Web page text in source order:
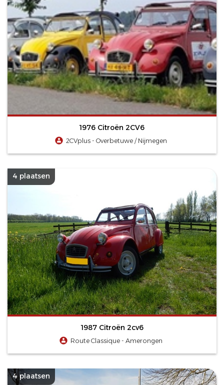
1976 Citroën 2CV6
2CVplus - Overbetuwe / Nijmegen
4 plaatsen
1987 Citroën 2cv6
Route Classique - Amerongen
4 plaatsen